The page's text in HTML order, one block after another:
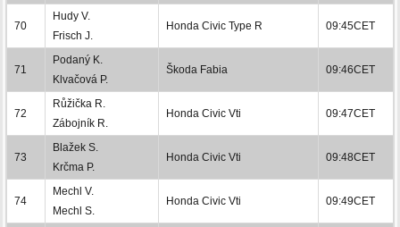
70
Hudy V.
Frisch J.
Honda Civic Type R 09:45CET
71
Podaný K.
Klvačová P.
Škoda Fabia 09:46CET
72
Růžička R.
Zábojník R.
Honda Civic Vti 09:47CET
73
Blažek S.
Krčma P.
Honda Civic Vti 09:48CET
74
Mechl V.
Mechl S.
Honda Civic Vti 09:49CET